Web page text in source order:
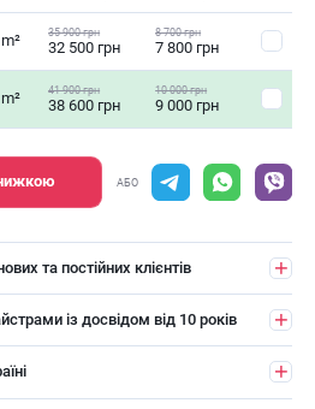
35 900 грн
32 500 грн
8 700 грн
7 800 грн
41 900 грн
38 600 грн
10 000 грн
9 000 грн
АБО
та постійних клієнтів
із досвідом від 10 років